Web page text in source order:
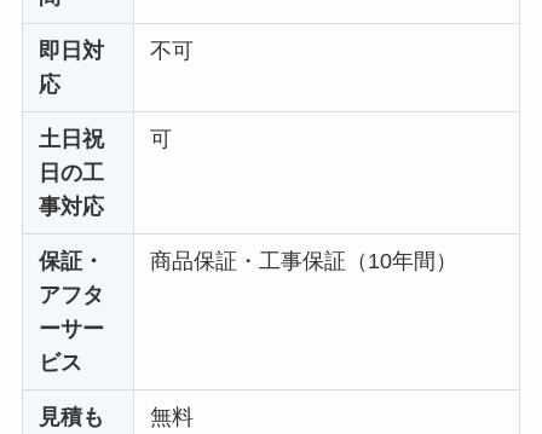
即日対
応
不可
土日祝
日の工
事対応
可
保証・
アフタ
ーサー
ビス
商品保証・工事保証（10年間）
見積も
無料